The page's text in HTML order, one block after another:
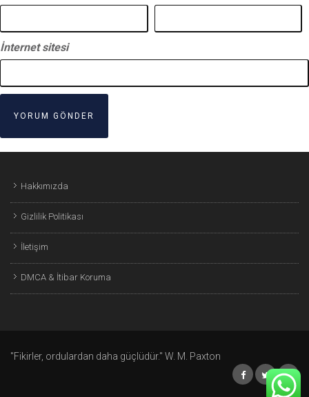
İnternet sitesi
Hakkımızda
Gizlilik Politikası
İletişim
DMCA & İtibar Koruma
"Fikirler, ordulardan daha güçlüdür." W. M. Paxton